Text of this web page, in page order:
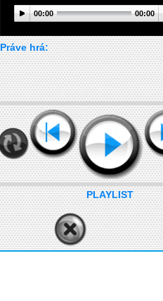
00:00 00:00
Práve hrá:
PLAYLIST